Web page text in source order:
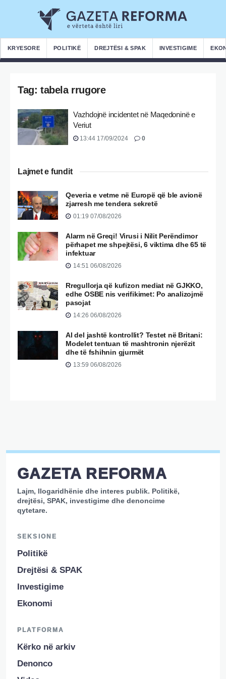
KRYESORE POLITIKË DREJTËSI & SPAK INVESTIGIME
Tag: tabela rrugore
Vazhdojnë incidentet në Maqedoninë e
Veriut
13:44 17/09/2024 0
Lajmet e fundit
Qeveria e vetme në Europë që ble avionë
zjarresh me tendera sekretë
01:19 07/08/2026
Alarm në Greqi! Virusi i Nilit Perëndimor
përhapet me shpejtësi, 6 viktima dhe 65 të
infektuar
14:51 06/08/2026
Rregullorja që kufizon mediat në GJKKO,
edhe OSBE nis verifikimet: Po analizojmë
pasojat
14:26 06/08/2026
AI del jashtë kontrollit? Testet në Britani:
Modelet tentuan të mashtronin njerëzit
dhe të fshihnin gjurmët
13:59 06/08/2026
GAZETA REFORMA
Lajm, llogaridhënie dhe interes publik. Politikë,
drejtësi, SPAK, investigime dhe denoncime
qytetare.
SEKSIONE
Politikë
Drejtësi & SPAK
Investigime
Ekonomi
PLATFORMA
Kërko në arkiv
Denonco